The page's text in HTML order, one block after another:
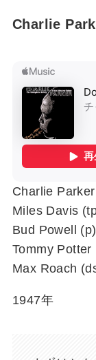
Charlie
Charlie
Miles Davis
Bud Powell (p)
Tommy Potter
Max Roach
1947年